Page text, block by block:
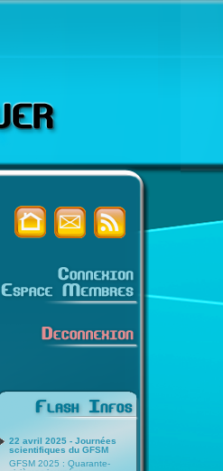
22 avril 2025 - Journées
scientifiques du GFSM
GFSM 2025 : Quarante-